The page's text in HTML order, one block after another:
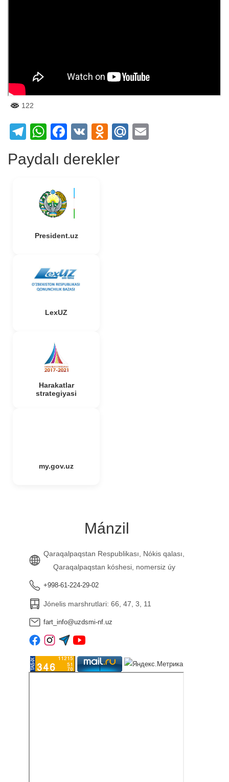
122
Telegram
WhatsApp
Facebook
VK Odnoklassniki
Mail.Ru
Paydalı derekler
President.uz
LexUZ
Harakatlar
strategiyasi
my.gov.uz
Mánzil
Qaraqalpaqstan Respublikası, Nókis qalası,
Qaraqalpaqstan kóshesi, nomersiz úy
+998-61-224-29-02
Jónelis marshrutlari: 66, 47, 3, 11
fart_info@uzdsmi-nf.uz